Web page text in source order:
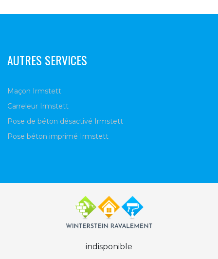
AUTRES SERVICES
Maçon Irmstett
Carreleur Irmstett
Pose de béton désactivé Irmstett
Pose béton imprimé Irmstett
indisponible